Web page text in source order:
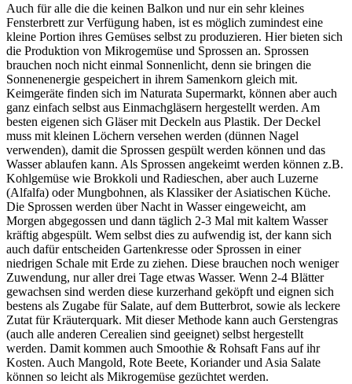
Auch für alle die die keinen Balkon und nur ein sehr kleines
Fensterbrett zur Verfügung haben, ist es möglich zumindest eine
kleine Portion ihres Gemüses selbst zu produzieren. Hier bieten sich
die Produktion von Mikrogemüse und Sprossen an. Sprossen
brauchen noch nicht einmal Sonnenlicht, denn sie bringen die
Sonnenenergie gespeichert in ihrem Samenkorn gleich mit.
Keimgeräte finden sich im Naturata Supermarkt, können aber auch
ganz einfach selbst aus Einmachgläsern hergestellt werden. Am
besten eigenen sich Gläser mit Deckeln aus Plastik. Der Deckel
muss mit kleinen Löchern versehen werden (dünnen Nagel
verwenden), damit die Sprossen gespült werden können und das
Wasser ablaufen kann. Als Sprossen angekeimt werden können z.B.
Kohlgemüse wie Brokkoli und Radieschen, aber auch Luzerne
(Alfalfa) oder Mungbohnen, als Klassiker der Asiatischen Küche.
Die Sprossen werden über Nacht in Wasser eingeweicht, am
Morgen abgegossen und dann täglich 2-3 Mal mit kaltem Wasser
kräftig abgespült. Wem selbst dies zu aufwendig ist, der kann sich
auch dafür entscheiden Gartenkresse oder Sprossen in einer
niedrigen Schale mit Erde zu ziehen. Diese brauchen noch weniger
Zuwendung, nur aller drei Tage etwas Wasser. Wenn 2-4 Blätter
gewachsen sind werden diese kurzerhand geköpft und eignen sich
bestens als Zugabe für Salate, auf dem Butterbrot, sowie als leckere
Zutat für Kräuterquark. Mit dieser Methode kann auch Gerstengras
(auch alle anderen Cerealien sind geeignet) selbst hergestellt
werden. Damit kommen auch Smoothie & Rohsaft Fans auf ihr
Kosten. Auch Mangold, Rote Beete, Koriander und Asia Salate
können so leicht als Mikrogemüse gezüchtet werden.